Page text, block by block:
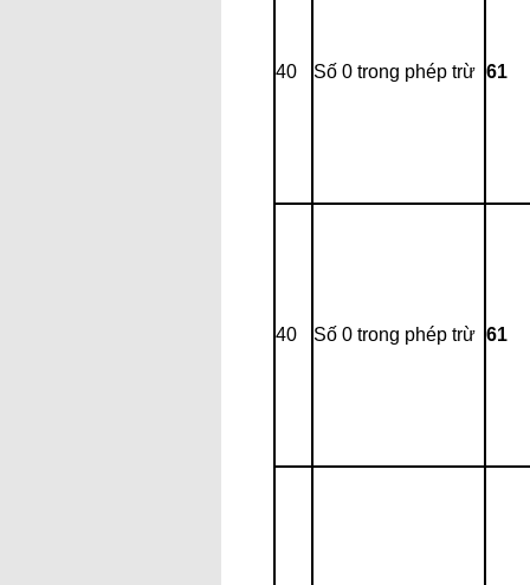
40 Số 0 trong phép trừ 61
40 Số 0 trong phép trừ 61